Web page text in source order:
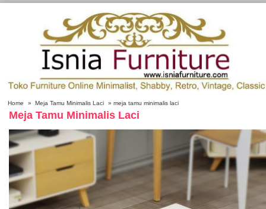
Home » Meja Tamu Minimalis Laci » meja tamu minimalis laci
Meja Tamu Minimalis Laci